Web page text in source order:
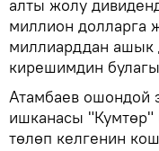
алты жолу
миллион долларга
миллиарддан ашык
кирешимдин
Атамбаев ошондой
ишканасы
төлөп келгенин